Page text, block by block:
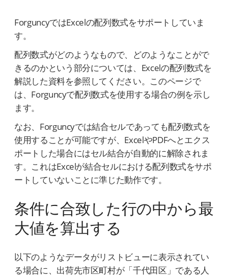
ForguncyではExcelの配列数式をサポートしていま
す。
配列数式がどのようなもので、どのようなことがで
きるのかという部分については、Excelの配列数式を
解説した資料を参照してください。このページで
は、Forguncyで配列数式を使用する場合の例を示し
ます。
なお、Forguncyでは結合セルであっても配列数式を
使用することが可能ですが、ExcelやPDFへとエクス
ポートした場合にはセル結合が自動的に解除されま
す。これはExcelが結合セルにおける配列数式をサポ
ートしていないことに準じた動作です。
条件に合致した行の中から最
大値を算出する
以下のようなデータがリストビューに表示されてい
る場合に、出荷先市区町村が「千代田区」である人